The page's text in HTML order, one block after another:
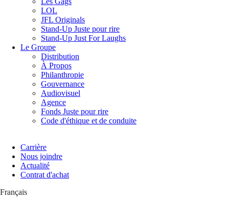
LOL
JFL Originals
Stand-Up Juste pour rire
Stand-Up Just For Laughs
Le Groupe
Distribution
À Propos
Philanthropie
Gouvernance
Audiovisuel
Agence
Fonds Juste pour rire
Code d'éthique et de conduite
Carrière
Nous joindre
Actualité
Contrat d'achat
Français